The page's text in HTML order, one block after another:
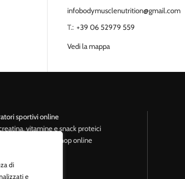
di
e
infobodymusclenutrition@gmail.com
T.:‭ +39 06 52979 559
Vedi la mappa
sportivi online
vitamine e snack proteici
professionale. Shop online